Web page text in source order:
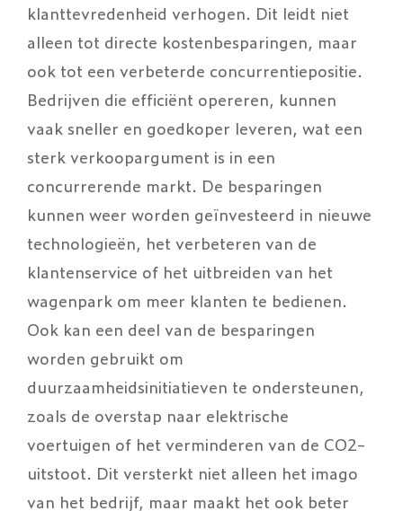
klanttevredenheid verhogen. Dit leidt niet
alleen tot directe kostenbesparingen, maar
ook tot een verbeterde concurrentiepositie.
Bedrijven die efficiënt opereren, kunnen
vaak sneller en goedkoper leveren, wat een
sterk verkoopargument is in een
concurrerende markt. De besparingen
kunnen weer worden geïnvesteerd in nieuwe
technologieën, het verbeteren van de
klantenservice of het uitbreiden van het
wagenpark om meer klanten te bedienen.
Ook kan een deel van de besparingen
worden gebruikt om
duurzaamheidsinitiatieven te ondersteunen,
zoals de overstap naar elektrische
voertuigen of het verminderen van de CO2-
uitstoot. Dit versterkt niet alleen het imago
van het bedrijf, maar maakt het ook beter